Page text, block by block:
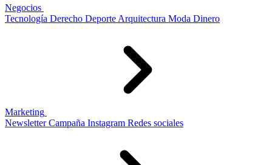
Negocios
Tecnología Derecho Deporte Arquitectura Moda Dinero
Marketing
Newsletter Campaña Instagram Redes sociales